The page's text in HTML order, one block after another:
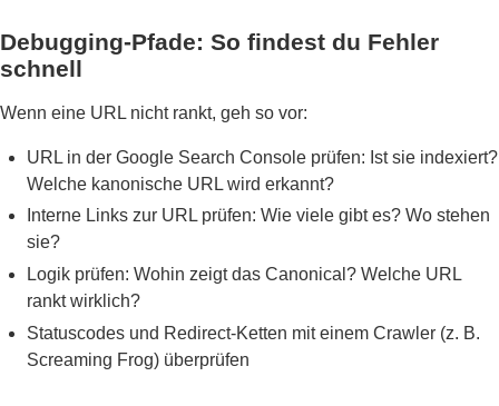
Debugging-Pfade: So findest du Fehler
schnell
Wenn eine URL nicht rankt, geh so vor:
URL in der Google Search Console prüfen: Ist sie indexiert?
Welche kanonische URL wird erkannt?
Interne Links zur URL prüfen: Wie viele gibt es? Wo stehen
sie?
Logik prüfen: Wohin zeigt das Canonical? Welche URL
rankt wirklich?
Statuscodes und Redirect-Ketten mit einem Crawler (z. B.
Screaming Frog) überprüfen